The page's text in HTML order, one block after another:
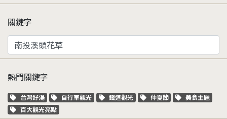
關鍵字
熱門關鍵字
關鍵字標籤
台灣好湯 關鍵字標籤
自行車觀光 關鍵字標籤
鐵道觀光 關鍵字標籤
仲夏節 關鍵字標籤
美食主題
關鍵字標籤
百大觀光亮點